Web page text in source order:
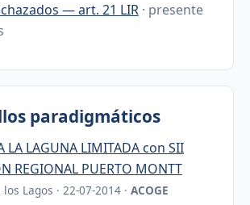
— art. 21 LIR · presente
paradigmáticos
LA LAGUNA LIMITADA con SII
REGIONAL PUERTO MONTT
Lagos · 22-07-2014 · ACOGE